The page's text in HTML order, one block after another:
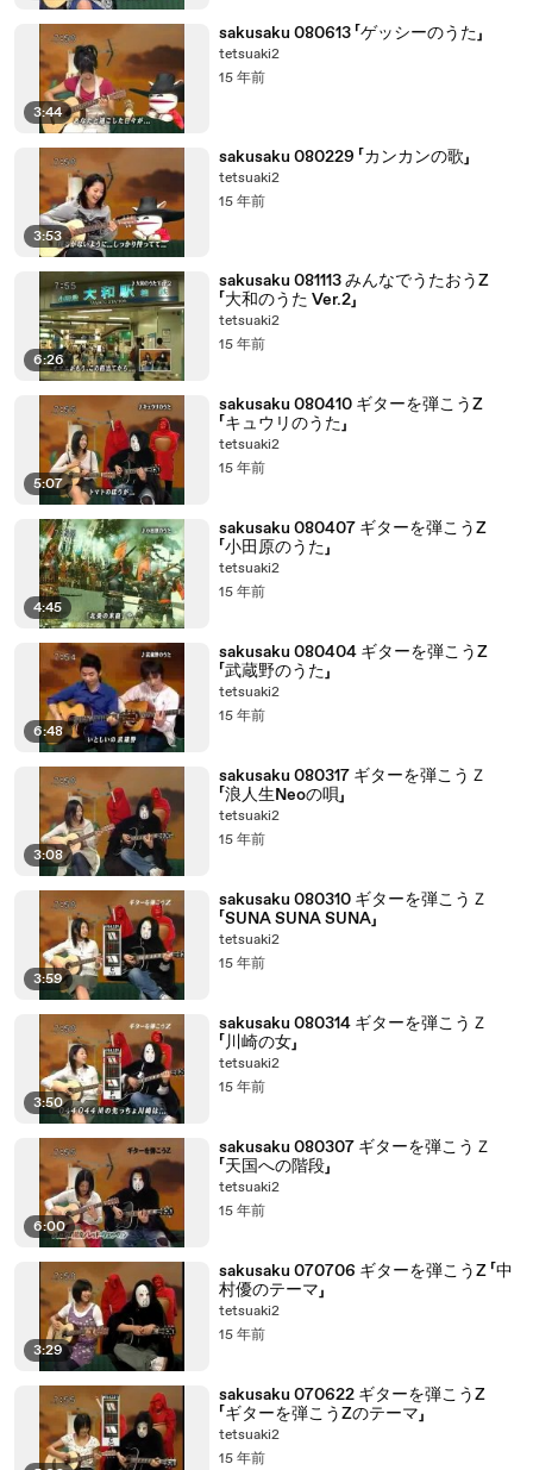
3:44
sakusaku 080613 「ゲッシーのうた」
tetsuaki2
15 年前
3:53
sakusaku 080229 「カンカンの歌」
tetsuaki2
15 年前
6:26
sakusaku 081113 みんなでうたおうZ
「大和のうた Ver.2」
tetsuaki2
15 年前
5:07
sakusaku 080410 ギターを弾こうZ
「キュウリのうた」
tetsuaki2
15 年前
4:45
sakusaku 080407 ギターを弾こうZ
「小田原のうた」
tetsuaki2
15 年前
6:48
sakusaku 080404 ギターを弾こうZ
「武蔵野のうた」
tetsuaki2
15 年前
3:08
sakusaku 080317 ギターを弾こうＺ
「浪人生Neoの唄」
tetsuaki2
15 年前
3:59
sakusaku 080310 ギターを弾こうＺ
「SUNA SUNA SUNA」
tetsuaki2
15 年前
3:50
sakusaku 080314 ギターを弾こうＺ
「川崎の女」
tetsuaki2
15 年前
6:00
sakusaku 080307 ギターを弾こうＺ
「天国への階段」
tetsuaki2
15 年前
3:29
sakusaku 070706 ギターを弾こうZ 「中
村優のテーマ」
tetsuaki2
15 年前
sakusaku 070622 ギターを弾こうZ
「ギターを弾こうZのテーマ」
tetsuaki2
15 年前